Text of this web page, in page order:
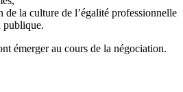
la culture de l’égalité professionnelle
publique.
émerger au cours de la négociation.